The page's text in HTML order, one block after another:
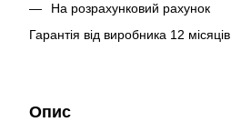
На розрахунковий рахунок
Гарантія від виробника 12 місяців.
Опис